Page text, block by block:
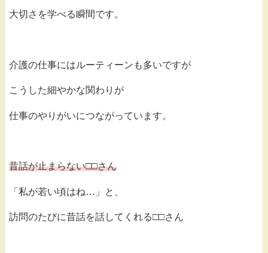
大切さを学べる瞬間です。
介護の仕事にはルーティーンも多いですが
こうした細やかな関わりが
仕事のやりがいにつながっています。
昔話が止まらない□□さん
「私が若い頃はね…」と、
訪問のたびに昔話を話してくれる□□さん